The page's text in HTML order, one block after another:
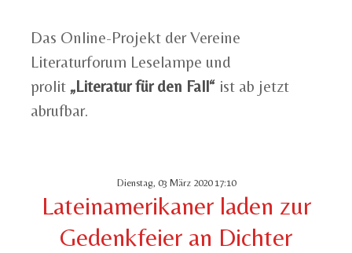
Das Online-Projekt der Vereine
Literaturforum Leselampe und
prolit „Literatur für den Fall“ ist ab jetzt
abrufbar.
Dienstag, 03 März 2020 17:10
Lateinamerikaner laden zur
Gedenkfeier an Dichter